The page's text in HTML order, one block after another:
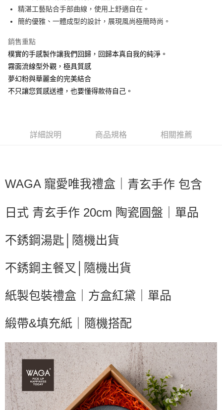
AFTEE先享後付
相關說明
AFTEE先享後付是「在收到商品之後才付款」的支付方式。 讓您購物簡單
便利好安心！
１．簡單：不需註冊會員、不需綁卡、不需儲值。
２．便利：只要手機號碼，簡訊認證，即可結帳。
３．安心：先確認商品／服務後，再付款。
【「AFTEE先享後付」結帳流程】
ATM／網路銀行／等多元方式進行付款，方視為交易完成。
是否繳費成功／繳費後需取消欲退款等相關疑問，請聯繫「AFTEE先享後付
客戶支援中心」https://netprotections.freshdesk.com/support/home
【注意事項】
１．透過由恩沛科技股份有限公司提供之「AFTEE先享後付」服務完成之交
權轉讓予恩沛科技股份有限公司。
２．關於個人資料處理事宜，請瀏覽以下網址：
３．未成年的使用者請事先徵得法定代理人或監護人之同意方可使用
「AFTEE先享後付」，若未經同意申辦者引起之損失，本公司不負相關責
時審查核予不同之上限額度；若仍有額度不足之情形，本公司將視審查結果
恩沛科技股份有限公司將有權停止該用戶之使用額度並採取法律行動。
ATM付款
全家取貨付款
每筆NT$60，滿NT$1,500(含以上)免運費
精湛工藝貼合手部曲線，使用上舒適自在。
簡約優雅、一體成型的設計，展現風尚極簡時尚。
銷售重點
樸實的手感製作讓我們回歸，回歸本真自我的純淨。
霧面流線型外觀，極具質感
夢幻粉與華麗金的完美結合
不只讓您質感送禮，也要懂得款待自己。
詳細說明 商品規格 相關推薦
WAGA 寵愛唯我禮盒｜ 青玄手作 包含
日式 青玄手作 20cm 陶瓷圓盤｜單品
不銹鋼湯匙│隨機出貨
不銹鋼主餐叉│ 隨機出貨
紙製包裝禮盒｜方盒紅黛｜單品
緞帶&填充紙 隨機搭配